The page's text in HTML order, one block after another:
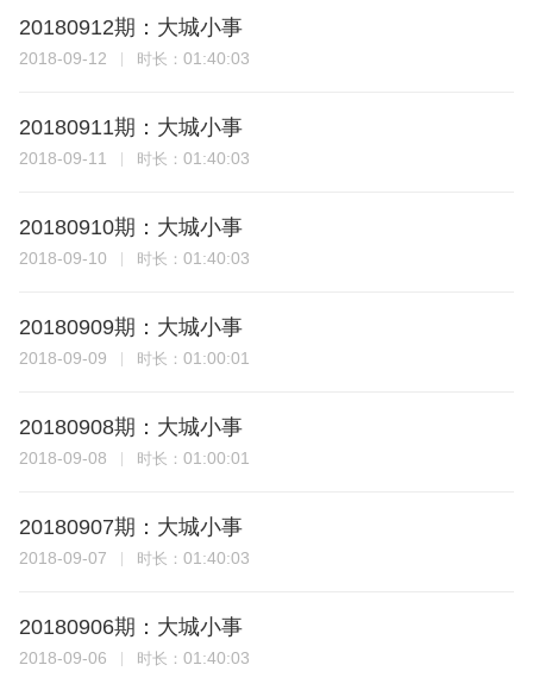
20180912期：大城小事
2018-09-12 时长： 01:40:03
20180911期：大城小事
2018-09-11 时长： 01:40:03
20180910期：大城小事
2018-09-10 时长： 01:40:03
20180909期：大城小事
2018-09-09 时长： 01:00:01
20180908期：大城小事
2018-09-08 时长： 01:00:01
20180907期：大城小事
2018-09-07 时长： 01:40:03
20180906期：大城小事
2018-09-06 时长： 01:40:03